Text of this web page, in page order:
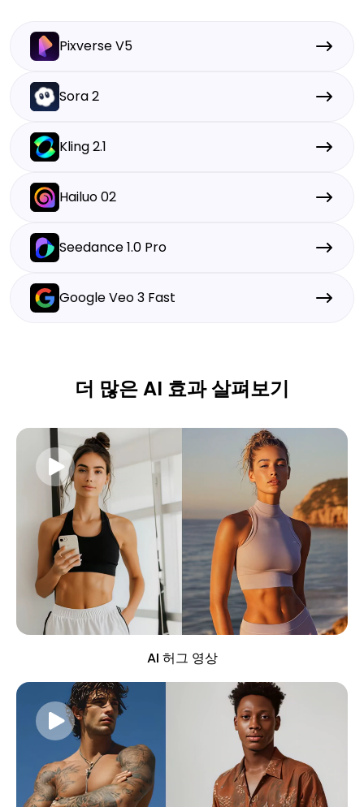
Pixverse V5
Sora 2
Kling 2.1
Hailuo 02
Seedance 1.0 Pro
Google Veo 3 Fast
더 많은 AI 효과 살펴보기
AI 허그 영상